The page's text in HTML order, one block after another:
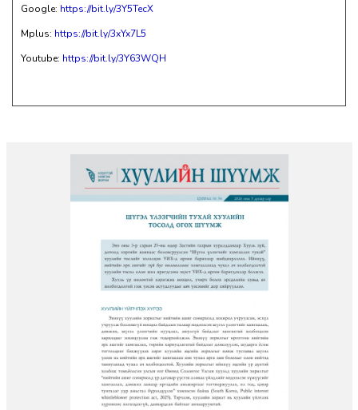
Google: https://bit.ly/3Y5TecX
Mplus: https://bit.ly/3xYx7L5
Youtube: https://bit.ly/3Y63WQH